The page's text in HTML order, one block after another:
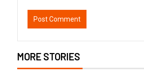
MORE STORIES